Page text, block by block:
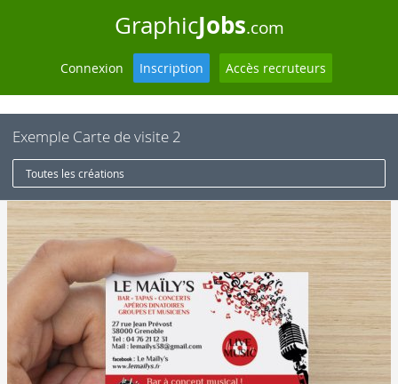
GraphicJobs.com
Connexion Inscription Accès recruteurs
Exemple Carte de visite 2
Toutes les créations